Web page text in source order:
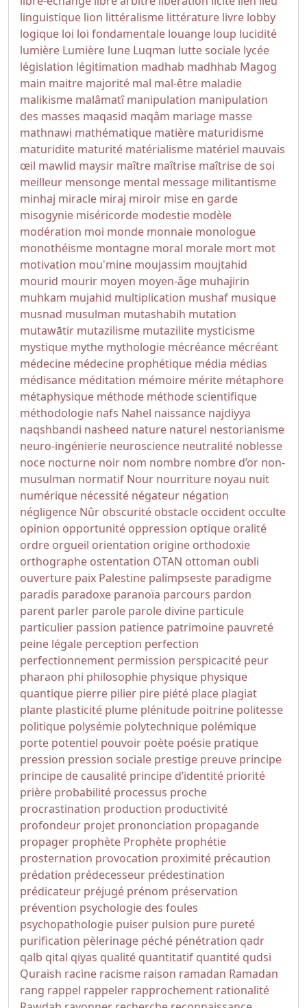
linguistique lion littéralisme littérature livre lobby
logique loi loi fondamentale louange loup lucidité
lumière Lumière lune Luqman lutte sociale lycée
législation légitimation madhab madhhab Magog
main maitre majorité mal mal-être maladie
malikisme malâmatî manipulation manipulation
des masses maqasid maqâm mariage masse
mathnawi mathématique matière maturidisme
maturidite maturité matérialisme matériel mauvais
œil mawlid maysir maître maîtrise maîtrise de soi
meilleur mensonge mental message militantisme
minhaj miracle miraj miroir mise en garde
misogynie miséricorde modestie modèle
modération moi monde monnaie monologue
monothéisme montagne moral morale mort mot
motivation mou'mine moujassim moujtahid
mourid mourir moyen moyen-âge muhajirin
muhkam mujahid multiplication mushaf musique
musnad musulman mutashabih mutation
mutawātir mutazilisme mutazilite mysticisme
mystique mythe mythologie mécréance mécréant
médecine médecine prophétique média médias
médisance méditation mémoire mérite métaphore
métaphysique méthode méthode scientifique
méthodologie nafs Nahel naissance najdiyya
naqshbandi nasheed nature naturel nestorianisme
neuro-ingénierie neuroscience neutralité noblesse
noce nocturne noir nom nombre nombre d’or non-
musulman normatif Nour nourriture noyau nuit
numérique nécessité négateur négation
négligence Nûr obscurité obstacle occident occulte
opinion opportunité oppression optique oralité
ordre orgueil orientation origine orthodoxie
orthographe ostentation OTAN ottoman oubli
ouverture paix Palestine palimpseste paradigme
paradis paradoxe paranoïa parcours pardon
parent parler parole parole divine particule
particulier passion patience patrimoine pauvreté
peine légale perception perfection
perfectionnement permission perspicacité peur
pharaon phi philosophie physique physique
quantique pierre pilier pire piété place plagiat
plante plasticité plume plénitude poitrine politesse
politique polysémie polytechnique polémique
porte potentiel pouvoir poète poésie pratique
pression pression sociale prestige preuve principe
principe de causalité principe d’identité priorité
prière probabilité processus proche
procrastination production productivité
profondeur projet prononciation propagande
propager prophète Prophète prophétie
prosternation provocation proximité précaution
prédation prédecesseur prédestination
prédicateur préjugé prénom préservation
prévention psychologie des foules
psychopathologie puiser pulsion pure pureté
purification pèlerinage péché pénétration qadr
qalb qital qiyas qualité quantitatif quantité qudsi
Quraish racine racisme raison ramadan Ramadan
rang rappel rappeler rapprochement rationalité